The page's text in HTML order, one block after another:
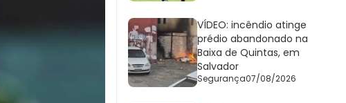
VÍDEO: incêndio atinge
prédio abandonado na
Baixa de Quintas, em
Salvador
Segurança07/08/2026